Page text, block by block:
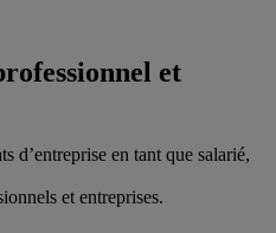
et
d’entreprise en tant que salarié,
et entreprises.